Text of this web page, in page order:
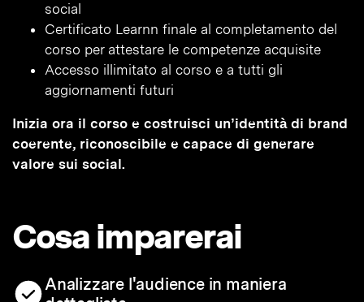
social
Certificato Learnn finale al completamento del
corso per attestare le competenze acquisite
Accesso illimitato al corso e a tutti gli
aggiornamenti futuri
Inizia ora il corso e costruisci un’identità di brand
coerente, riconoscibile e capace di generare
valore sui social.
Cosa imparerai
Analizzare l'audience in maniera